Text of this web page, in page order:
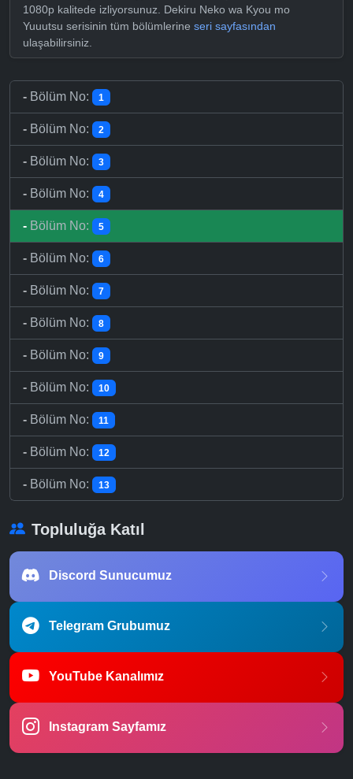
1080p kalitede izliyorsunuz. Dekiru Neko wa Kyou mo
Yuuutsu serisinin tüm bölümlerine seri sayfasından
ulaşabilirsiniz.
- Bölüm No: 1
- Bölüm No: 2
- Bölüm No: 3
- Bölüm No: 4
- Bölüm No: 5
- Bölüm No: 6
- Bölüm No: 7
- Bölüm No: 8
- Bölüm No: 9
- Bölüm No: 10
- Bölüm No: 11
- Bölüm No: 12
- Bölüm No: 13
Topluluğa Katıl
Discord Sunucumuz
Telegram Grubumuz
YouTube Kanalımız
Instagram Sayfamız